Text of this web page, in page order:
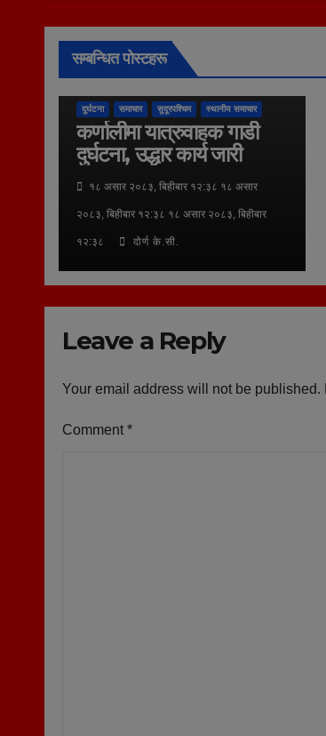
सम्बन्धित पोस्टहरू
दुर्घटना समाचार सुदूरपश्चिम स्थानीय समाचार
कर्णालीमा यात्रुवाहक गाडी
दुर्घटना, उद्धार कार्य जारी
१८ असार २०८३, बिहीबार १२:३८ १८ असार
२०८३, बिहीबार १२:३८ १८ असार २०८३, बिहीबार
१२:३८ दोर्ण के.सी.
Leave a Reply
Your email address will not be published.
Comment *